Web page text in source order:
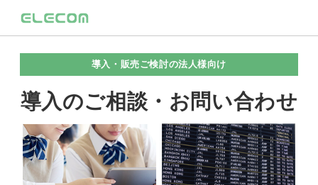
導入・販売ご検討の法人様向け
導入のご相談・お問い合わせ